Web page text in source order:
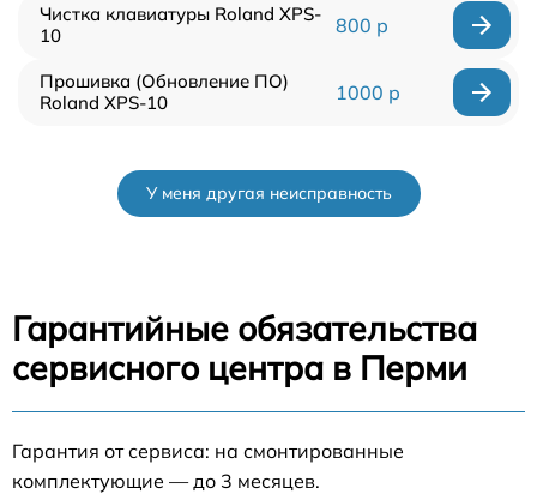
Чистка клавиатуры Roland XPS-
10
800 р
Прошивка (Обновление ПО)
Roland XPS-10
1000 р
У меня другая неисправность
Гарантийные обязательства
сервисного центра в Перми
Гарантия от сервиса: на смонтированные
комплектующие — до 3 месяцев.